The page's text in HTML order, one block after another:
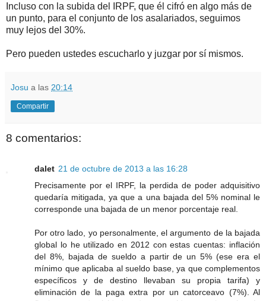
Incluso con la subida del IRPF, que él cifró en algo más de
un punto, para el conjunto de los asalariados, seguimos
muy lejos del 30%.
Pero pueden ustedes escucharlo y juzgar por sí mismos.
Josu a las 20:14
Compartir
8 comentarios:
dalet 21 de octubre de 2013 a las 16:28
Precisamente por el IRPF, la perdida de poder adquisitivo
quedaría mitigada, ya que a una bajada del 5% nominal le
corresponde una bajada de un menor porcentaje real.
Por otro lado, yo personalmente, el argumento de la bajada
global lo he utilizado en 2012 con estas cuentas: inflación
del 8%, bajada de sueldo a partir de un 5% (ese era el
mínimo que aplicaba al sueldo base, ya que complementos
específicos y de destino llevaban su propia tarifa) y
eliminación de la paga extra por un catorceavo (7%). Al